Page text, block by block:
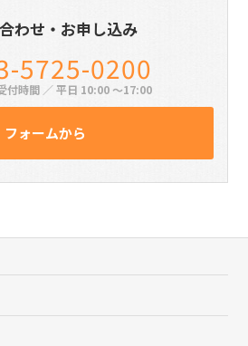
わせ・お申し込み
5725-0200
付時間 ／ 平日 10:00 〜17:00
フォームから